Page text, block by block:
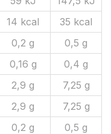
14 kcal
35 kcal
0,2 g
0,5 g
0,16 g
0,4 g
2,9 g
7,25 g
2,9 g
7,25 g
0,2 g
0,5 g